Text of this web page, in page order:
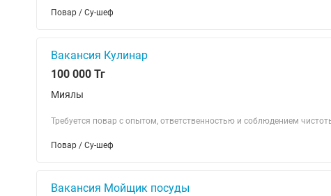
Повар / Су-шеф
Вакансия Кулинар
100 000 Тг
Миялы
Требуется повар с опытом, ответственностью и соблюдением
Повар / Су-шеф
Вакансия Мойщик посуды